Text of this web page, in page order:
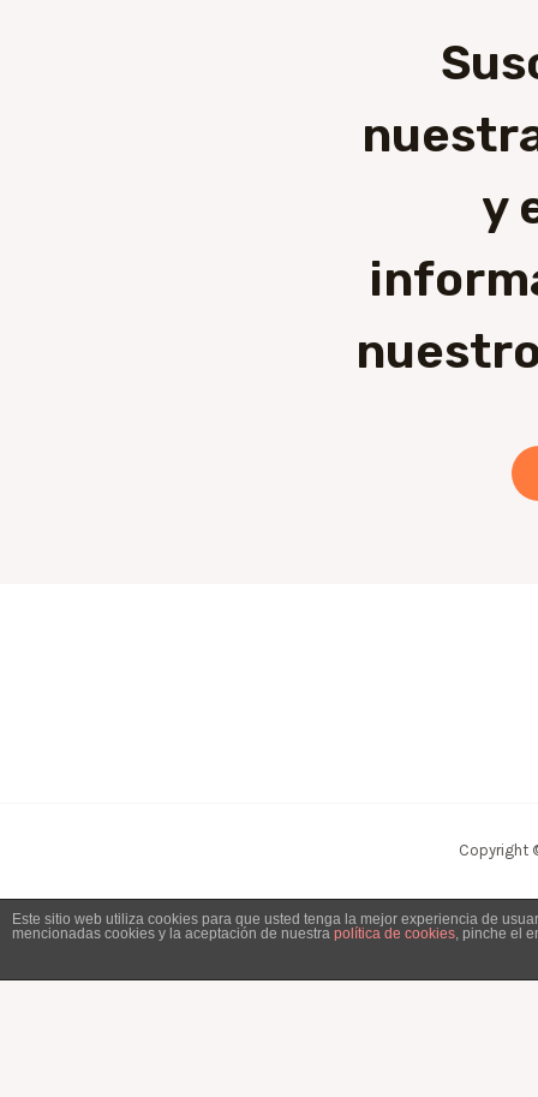
y
Copyright
Este sitio web utiliza cookies para que usted tenga la mejor experiencia de
mencionadas cookies y la aceptación de nuestra política de cookies , pinche el